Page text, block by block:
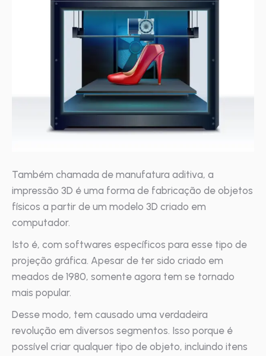
Também chamada de manufatura aditiva, a
impressão 3D é uma forma de fabricação de objetos
físicos a partir de um modelo 3D criado em
computador.
Isto é, com softwares específicos para esse tipo de
projeção gráfica. Apesar de ter sido criado em
meados de 1980, somente agora tem se tornado
mais popular.
Desse modo, tem causado uma verdadeira
revolução em diversos segmentos. Isso porque é
possível criar qualquer tipo de objeto, incluindo itens